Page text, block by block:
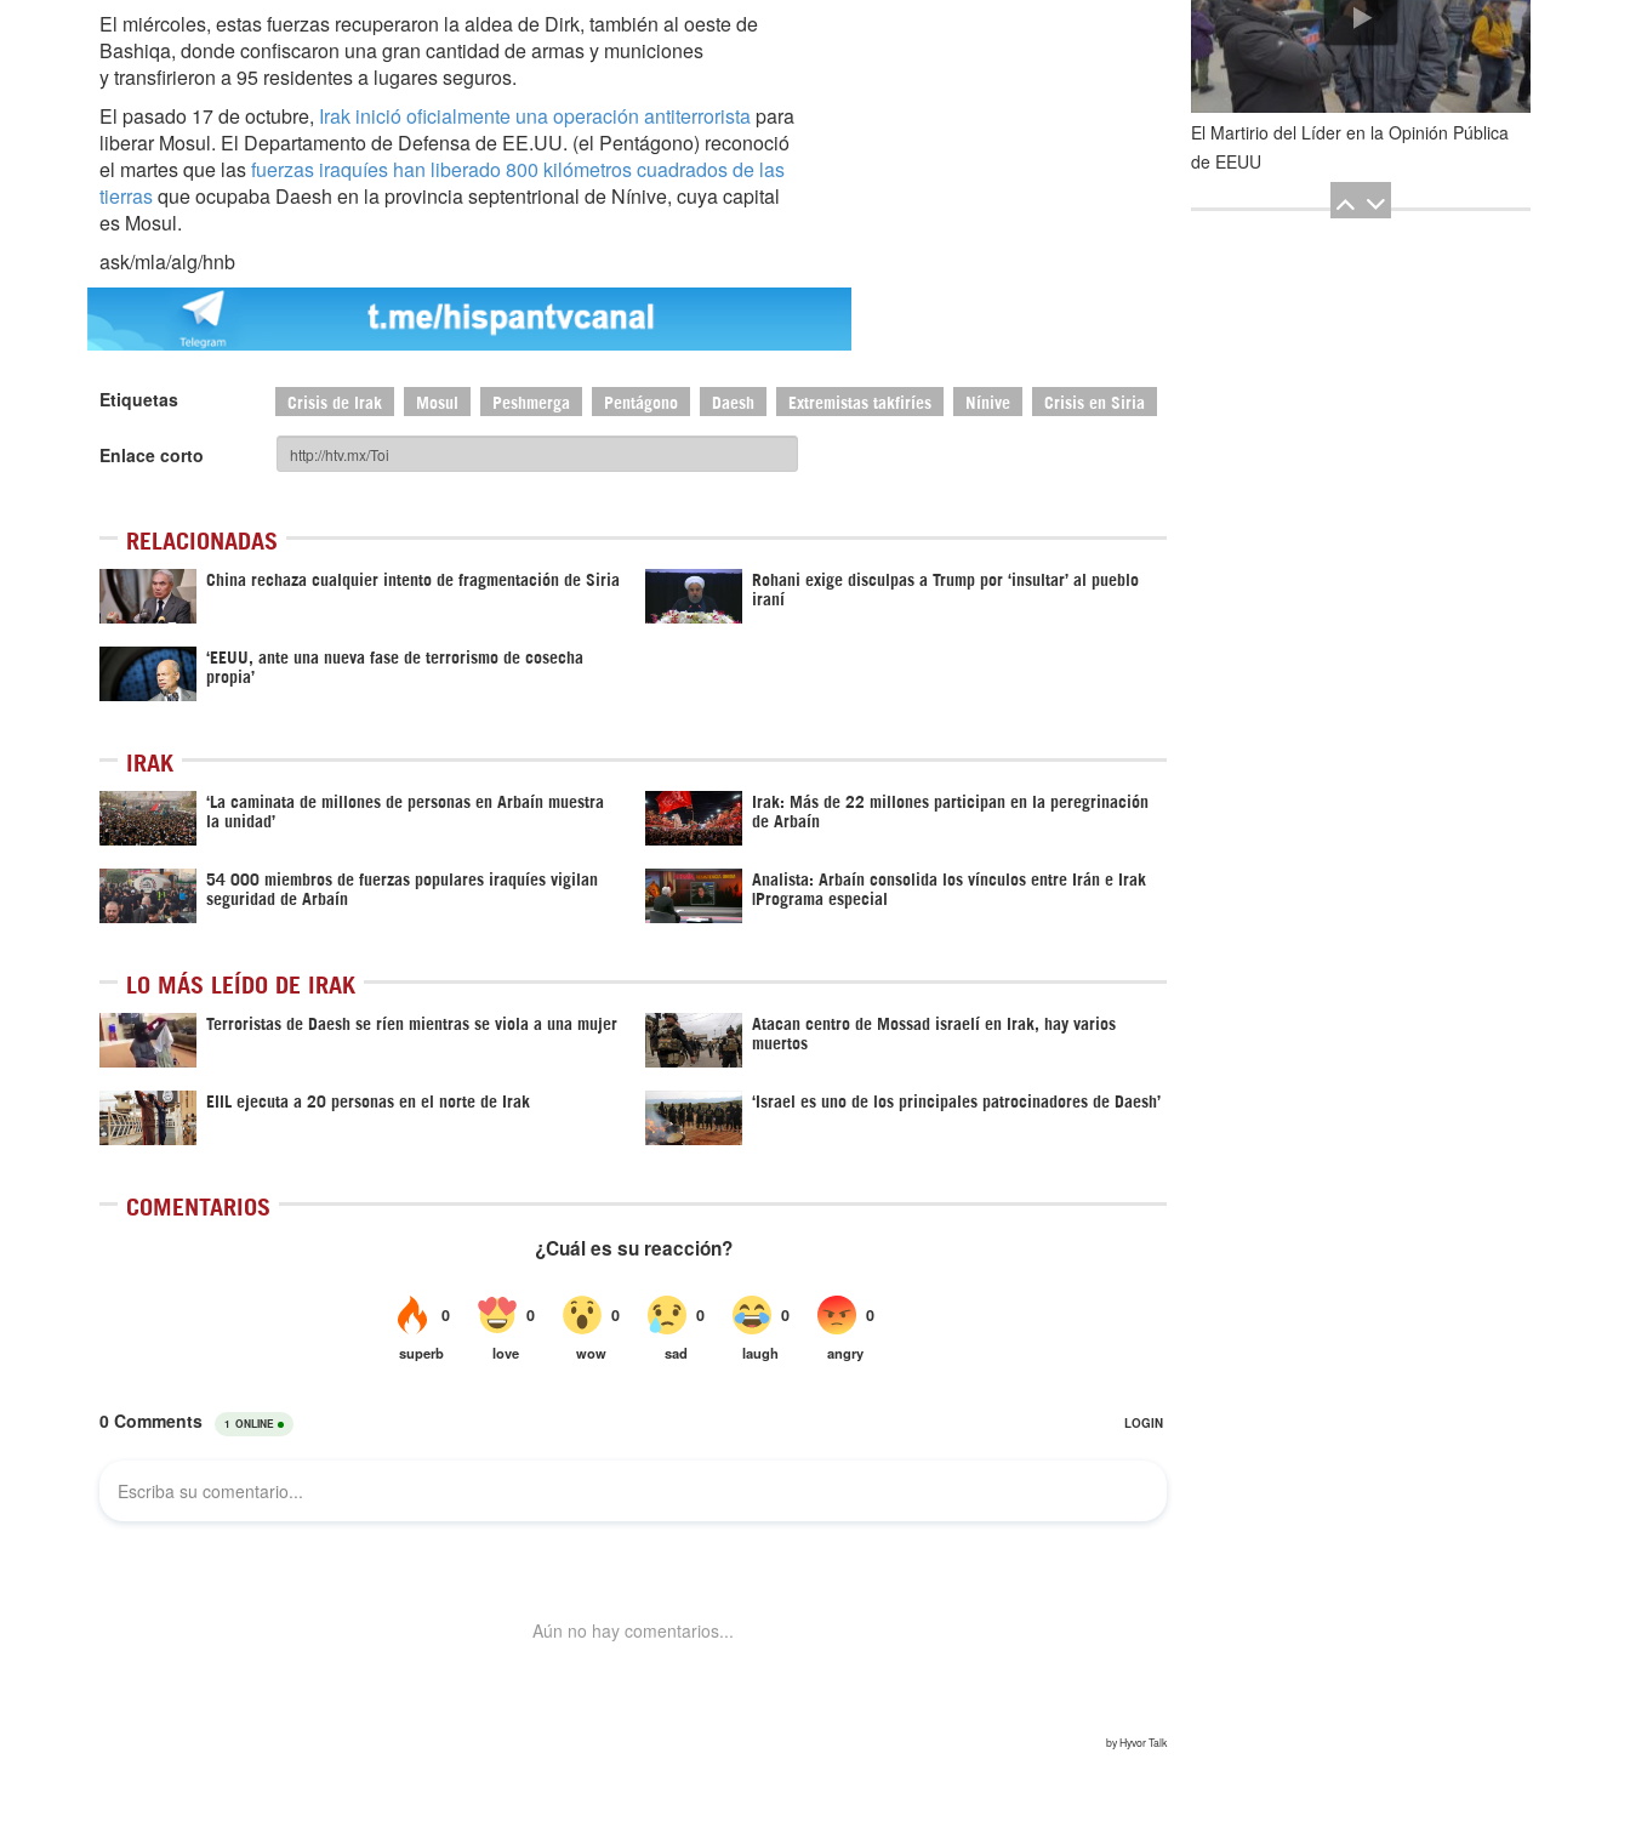
El miércoles, estas fuerzas recuperaron la aldea de Dirk, también al oeste de
Bashiqa, donde confiscaron una gran cantidad de armas y municiones
y transfirieron a 95 residentes a lugares seguros.
El pasado 17 de octubre, Irak inició oficialmente una operación antiterroristapara
liberar Mosul. El Departamento de Defensa de EE.UU. (el Pentágono) reconoció
el martes que lasfuerzas iraquíes han liberado 800 kilómetros cuadrados de las
tierrasque ocupaba Daesh en la provincia septentrional de Nínive, cuya capital
es Mosul.
ask/mla/alg/hnb
Etiquetas Crisis de Irak Mosul Peshmerga Pentágono Daesh Extremistas takfiríes Nínive Crisis en Siria
Enlace corto
RELACIONADAS
China rechaza cualquier intento de fragmentación de Siria Rohani exige disculpas a Trump por ‘insultar’ al pueblo
iraní
‘EEUU, ante una nueva fase de terrorismo de cosecha
propia’
IRAK
‘La caminata de millones de personas en Arbaín muestra
la unidad’
Irak: Más de 22 millones participan en la peregrinación
de Arbaín
54 000 miembros de fuerzas populares iraquíes vigilan
seguridad de Arbaín
Analista: Arbaín consolida los vínculos entre Irán e Irak
|Programa especial
LO MÁS LEÍDO DE IRAK
Terroristas de Daesh se ríen mientras se viola a una mujer Atacan centro de Mossad israelí en Irak, hay varios
muertos
EIIL ejecuta a 20 personas en el norte de Irak ‘Israel es uno de los principales patrocinadores de Daesh’
COMENTARIOS
El Martirio del Líder en la Opinión Pública
de EEUU